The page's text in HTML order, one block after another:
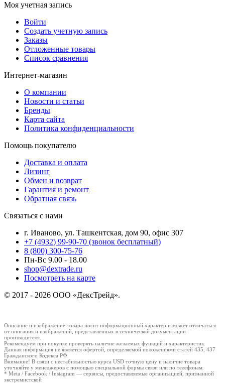
Моя учетная запись
Войти
Создать учетную запись
Заказы
Отложенные товары
Список сравнения
Интернет-магазин
О компании
Новости и статьи
Бренды
Карта сайта
Политика конфиденциальности
Помощь покупателю
Доставка и оплата
Лизинг
Обмен и возврат
Гарантия и ремонт
Обратная связь
Связаться с нами
г. Иваново, ул. Ташкентская, дом 90, офис 307
+7 (4932) 99-90-70 (звонок бесплатный)
8 (800) 300-75-76
Пн-Вс 9.00 - 18.00
shop@dextrade.ru
Посмотреть на карте
© 2017 - 2026 ООО «ДексТрейд».
Описание и изображение товара носит информационный характер и может отличаться
от описания и изображений, представленных в технической документации
производителя.
Рекомендуем при покупке проверять наличие желаемых функций и характеристик.
Данная информация не является офертой, определяемой положениями статей 435, 437
Гражданского Кодекса РФ.
Внимание! В связи с нестабильностью курса USD точную цену и наличие товара
уточняйте у менеджеров с помощью специальной формы связи или по телефонам.
* Meta / Facebook / Instagram — сервисы, предоставляемые организацией, признанной
экстремистской